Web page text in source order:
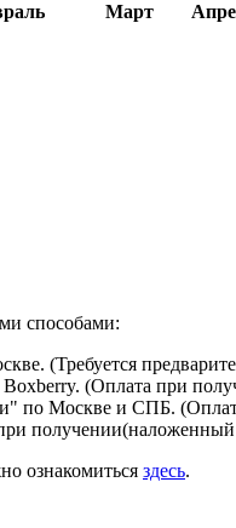
Март
способами:
(Требуется
(Оплата при
по Москве и СПБ.
получении(наложенный
ознакомиться здесь.